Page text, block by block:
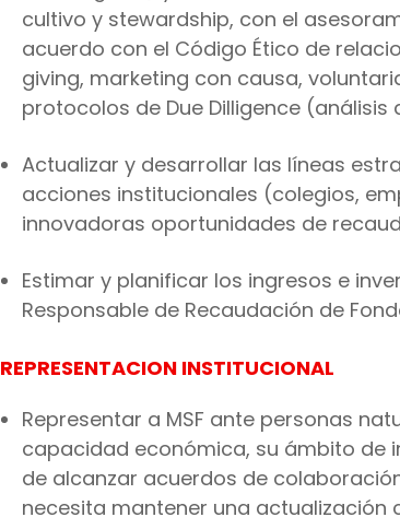
cultivo y stewardship, con el
acuerdo con el Código Ético de
giving, marketing con causa,
protocolos de Due Dilligence
Actualizar y desarrollar las líneas
acciones institucionales (colegios,
innovadoras oportunidades de
Estimar y planificar los ingresos e
Responsable de Recaudación de
REPRESENTACION INSTITUCIONAL
Representar a MSF ante personas
capacidad económica, su ámbito de
de alcanzar acuerdos de
necesita mantener una